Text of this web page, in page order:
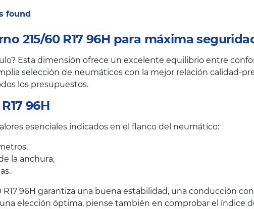
found
215/60 R17 96H para máxima
Esta dimensión ofrece un excelente equilibrio entre
selección de neumáticos con la mejor relación calidad-
los presupuestos.
96H
esenciales indicados en el flanco del neumático:
la anchura,
96H garantiza una buena estabilidad, una conducción
elección óptima, piense también en comprobar el índice